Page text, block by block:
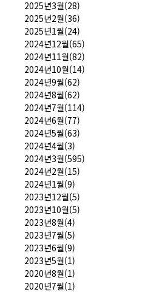
2025년3월(28)
2025년2월(36)
2025년1월(24)
2024년12월(65)
2024년11월(82)
2024년10월(14)
2024년9월(62)
2024년8월(62)
2024년7월(114)
2024년6월(77)
2024년5월(63)
2024년4월(3)
2024년3월(595)
2024년2월(15)
2024년1월(9)
2023년12월(5)
2023년10월(5)
2023년8월(4)
2023년7월(5)
2023년6월(9)
2023년5월(1)
2020년8월(1)
2020년7월(1)